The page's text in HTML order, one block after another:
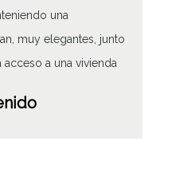
una
muy elegantes, junto
acceso a una vivienda